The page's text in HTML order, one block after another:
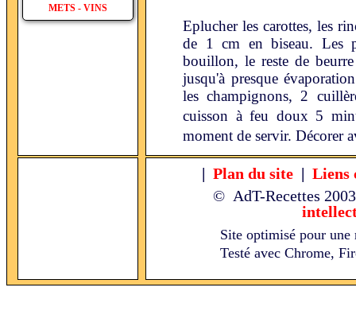
METS - VINS
Eplucher les carottes, les
de 1 cm en biseau. Les
bouillon, le reste de
jusqu'à presque
les champignons, 2
cuisson à feu doux 5
moment de servir. Décorer
| Plan du site | Liens
© AdT-Recettes
Site optimisé pour
Testé avec Chrome,